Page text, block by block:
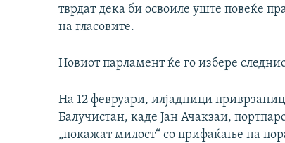
тврдат дека би освоиле уште повеќе
на гласовите.
Новиот парламент ќе го избере
На 12 февруари, илјадници
Балучистан, каде Јан Ачакзаи,
„покажат милост“ со прифаќање на